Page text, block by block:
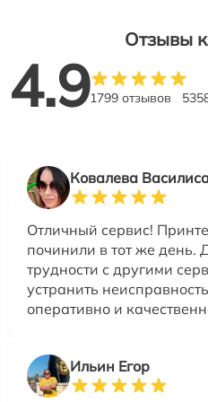
Отзывы
4.91799 отзывов
Ковалева
Отличный сервис!
починили в тот же день.
трудности с другими
устранить
оперативно и
Ильин Егор